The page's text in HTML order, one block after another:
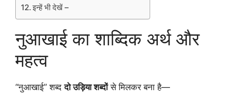
इन्हें भी देखें –
नुआखाई का शाब्दिक अर्थ और
महत्व
“नुआखाई” शब्ददो उड़िया शब्दोंसे मिलकर बना है—